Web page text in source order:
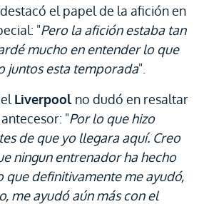
el papel de la afición en
"Pero la afición estaba tan
mucho en entender lo que
juntos esta temporada".
Liverpool no dudó en resaltar
"Por lo que hizo
de que yo llegara aquí. Creo
ningun entrenador ha hecho
que definitivamente me ayudó,
me ayudó aún más con el